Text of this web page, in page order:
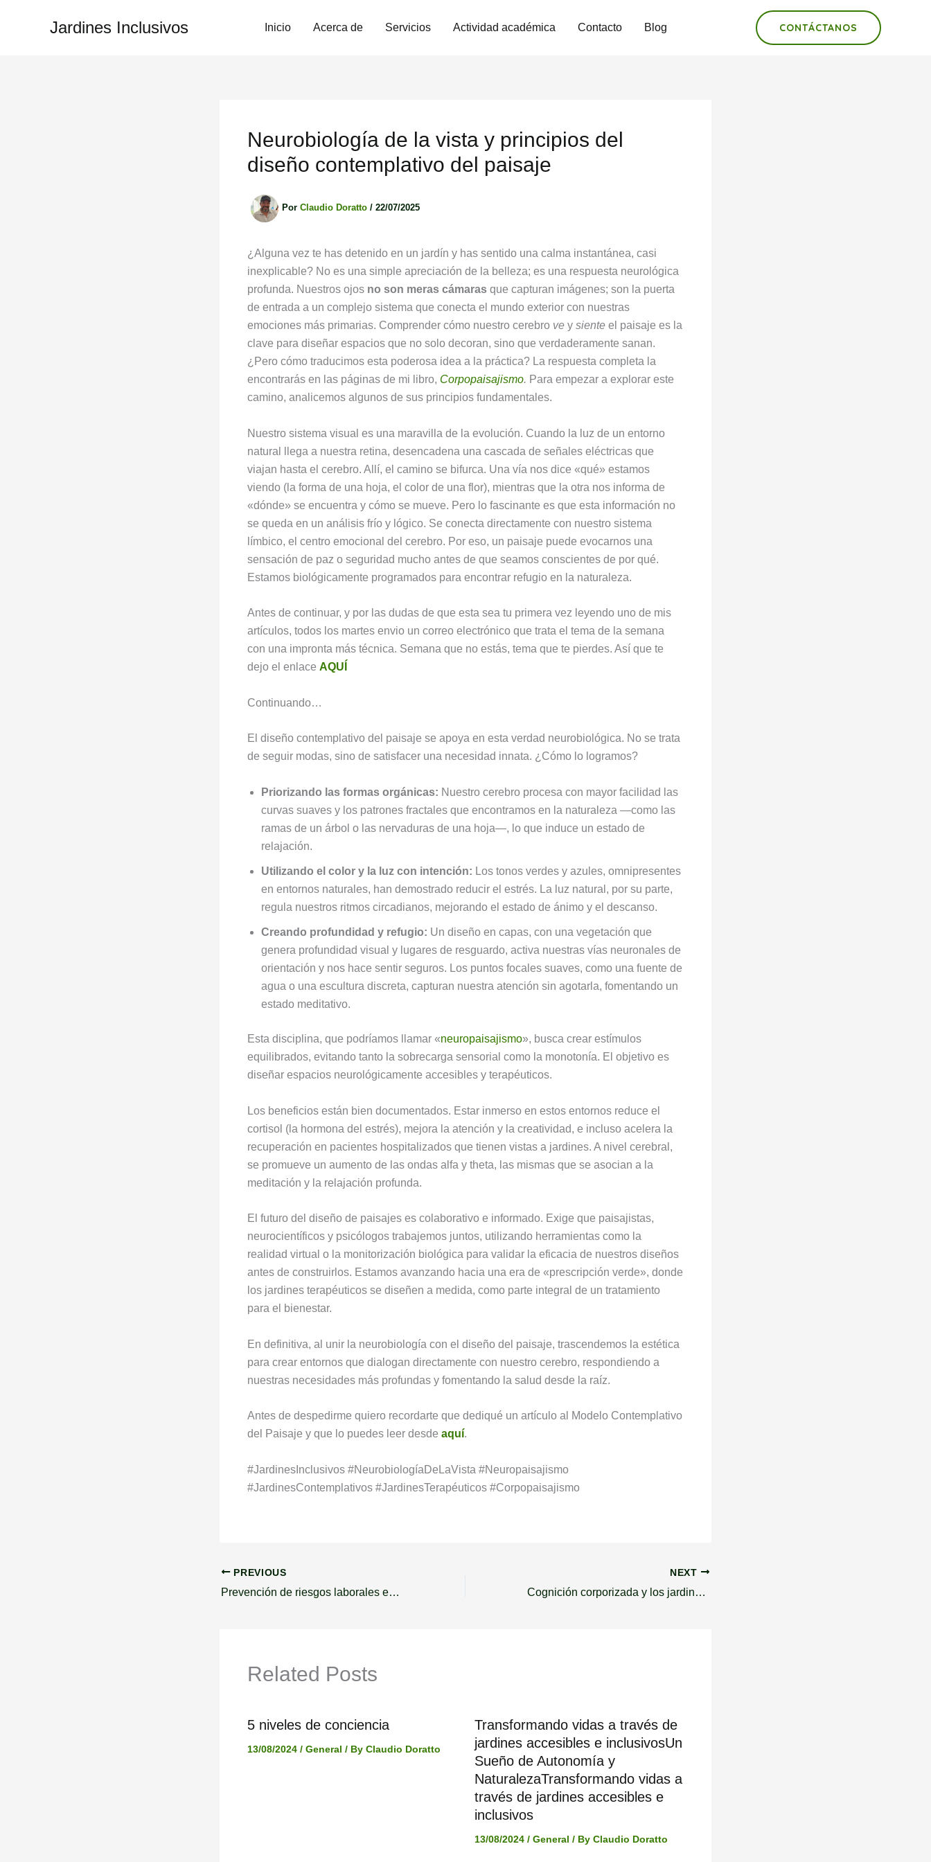
Jardines Inclusivos Inicio Acerca de Servicios Actividad académica Contacto Blog CONTÁCTANOS
Neurobiología de la vista y principios del
diseño contemplativo del paisaje
Por Claudio Doratto / 22/07/2025
¿Alguna vez te has detenido en un jardín y has sentido una calma instantánea, casi
inexplicable? No es una simple apreciación de la belleza; es una respuesta neurológica
profunda. Nuestros ojos no son meras cámaras que capturan imágenes; son la puerta
de entrada a un complejo sistema que conecta el mundo exterior con nuestras
emociones más primarias. Comprender cómo nuestro cerebro ve y siente el paisaje es la
clave para diseñar espacios que no solo decoran, sino que verdaderamente sanan.
¿Pero cómo traducimos esta poderosa idea a la práctica? La respuesta completa la
encontrarás en las páginas de mi libro, Corpopaisajismo. Para empezar a explorar este
camino, analicemos algunos de sus principios fundamentales.
Nuestro sistema visual es una maravilla de la evolución. Cuando la luz de un entorno
natural llega a nuestra retina, desencadena una cascada de señales eléctricas que
viajan hasta el cerebro. Allí, el camino se bifurca. Una vía nos dice «qué» estamos
viendo (la forma de una hoja, el color de una flor), mientras que la otra nos informa de
«dónde» se encuentra y cómo se mueve. Pero lo fascinante es que esta información no
se queda en un análisis frío y lógico. Se conecta directamente con nuestro sistema
límbico, el centro emocional del cerebro. Por eso, un paisaje puede evocarnos una
sensación de paz o seguridad mucho antes de que seamos conscientes de por qué.
Estamos biológicamente programados para encontrar refugio en la naturaleza.
Antes de continuar, y por las dudas de que esta sea tu primera vez leyendo uno de mis
artículos, todos los martes envio un correo electrónico que trata el tema de la semana
con una impronta más técnica. Semana que no estás, tema que te pierdes. Así que te
dejo el enlace AQUÍ
Continuando…
El diseño contemplativo del paisaje se apoya en esta verdad neurobiológica. No se trata
de seguir modas, sino de satisfacer una necesidad innata. ¿Cómo lo logramos?
Priorizando las formas orgánicas: Nuestro cerebro procesa con mayor facilidad las
curvas suaves y los patrones fractales que encontramos en la naturaleza —como las
ramas de un árbol o las nervaduras de una hoja—, lo que induce un estado de
relajación.
Utilizando el color y la luz con intención: Los tonos verdes y azules, omnipresentes
en entornos naturales, han demostrado reducir el estrés. La luz natural, por su parte,
regula nuestros ritmos circadianos, mejorando el estado de ánimo y el descanso.
Creando profundidad y refugio: Un diseño en capas, con una vegetación que
genera profundidad visual y lugares de resguardo, activa nuestras vías neuronales de
orientación y nos hace sentir seguros. Los puntos focales suaves, como una fuente de
agua o una escultura discreta, capturan nuestra atención sin agotarla, fomentando un
estado meditativo.
Esta disciplina, que podríamos llamar «neuropaisajismo», busca crear estímulos
equilibrados, evitando tanto la sobrecarga sensorial como la monotonía. El objetivo es
diseñar espacios neurológicamente accesibles y terapéuticos.
Los beneficios están bien documentados. Estar inmerso en estos entornos reduce el
cortisol (la hormona del estrés), mejora la atención y la creatividad, e incluso acelera la
recuperación en pacientes hospitalizados que tienen vistas a jardines. A nivel cerebral,
se promueve un aumento de las ondas alfa y theta, las mismas que se asocian a la
meditación y la relajación profunda.
El futuro del diseño de paisajes es colaborativo e informado. Exige que paisajistas,
neurocientíficos y psicólogos trabajemos juntos, utilizando herramientas como la
realidad virtual o la monitorización biológica para validar la eficacia de nuestros diseños
antes de construirlos. Estamos avanzando hacia una era de «prescripción verde», donde
los jardines terapéuticos se diseñen a medida, como parte integral de un tratamiento
para el bienestar.
En definitiva, al unir la neurobiología con el diseño del paisaje, trascendemos la estética
para crear entornos que dialogan directamente con nuestro cerebro, respondiendo a
nuestras necesidades más profundas y fomentando la salud desde la raíz.
Antes de despedirme quiero recordarte que dediqué un artículo al Modelo Contemplativo
del Paisaje y que lo puedes leer desde aquí.
#JardinesInclusivos #NeurobiologíaDeLaVista #Neuropaisajismo
#JardinesContemplativos #JardinesTerapéuticos #Corpopaisajismo
PREVIOUS
Prevención de riesgos laborales en la jardinería y horticultura terapéutica
NEXT
Cognición corporizada y los jardines salutogénicos
Related Posts
5 niveles de conciencia
13/08/2024 / General / By Claudio Doratto
Transformando vidas a través de
jardines accesibles e inclusivosUn
Sueño de Autonomía y
NaturalezaTransformando vidas a
través de jardines accesibles e
inclusivos
13/08/2024 / General / By Claudio Doratto